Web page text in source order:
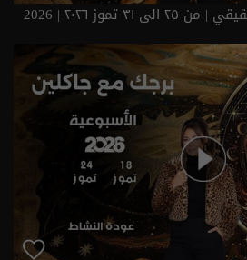
تموز ٢٠٢٦ | 2026